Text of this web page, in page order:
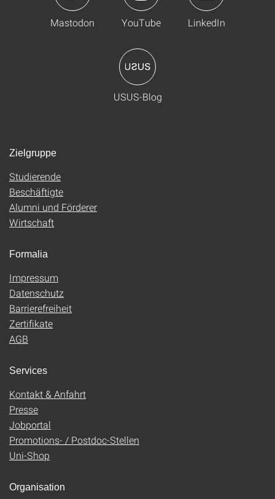
Mastodon YouTube LinkedIn
USUS-Blog
Zielgruppe
Studierende
Beschäftigte
Alumni und Förderer
Wirtschaft
Formalia
Impressum
Datenschutz
Barrierefreiheit
Zertifikate
AGB
Services
Kontakt & Anfahrt
Presse
Jobportal
Promotions- / Postdoc-Stellen
Uni-Shop
Organisation